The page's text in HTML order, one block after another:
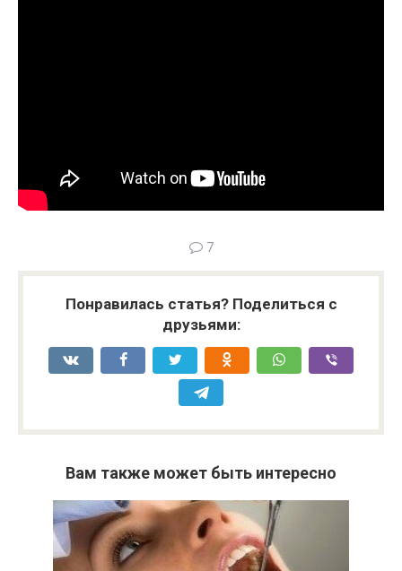
7
Понравилась статья? Поделиться с
друзьями:
Вам также может быть интересно